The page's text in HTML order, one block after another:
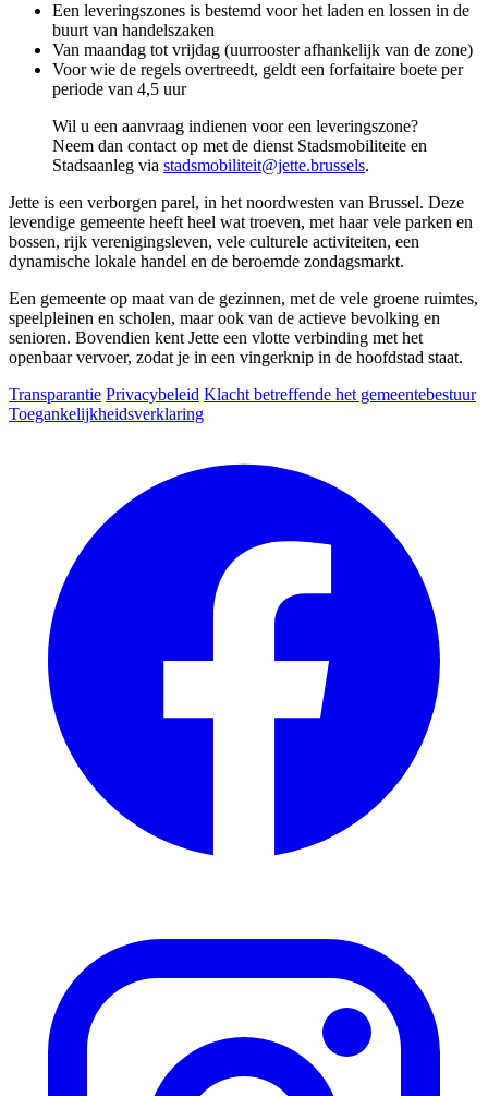
Een leveringszones is bestemd voor het laden en lossen in de
buurt van handelszaken
Van maandag tot vrijdag (uurrooster afhankelijk van de zone)
Voor wie de regels overtreedt, geldt een forfaitaire boete per
periode van 4,5 uur
Wil u een aanvraag indienen voor een leveringszone?
Neem dan contact op met de dienst Stadsmobiliteite en
Stadsaanleg via stadsmobiliteit@jette.brussels.
Jette is een verborgen parel, in het noordwesten van Brussel. Deze
levendige gemeente heeft heel wat troeven, met haar vele parken en
bossen, rijk verenigingsleven, vele culturele activiteiten, een
dynamische lokale handel en de beroemde zondagsmarkt.
Een gemeente op maat van de gezinnen, met de vele groene ruimtes,
speelpleinen en scholen, maar ook van de actieve bevolking en
senioren. Bovendien kent Jette een vlotte verbinding met het
openbaar vervoer, zodat je in een vingerknip in de hoofdstad staat.
Transparantie Privacybeleid Klacht betreffende het gemeentebestuur
Toegankelijkheidsverklaring